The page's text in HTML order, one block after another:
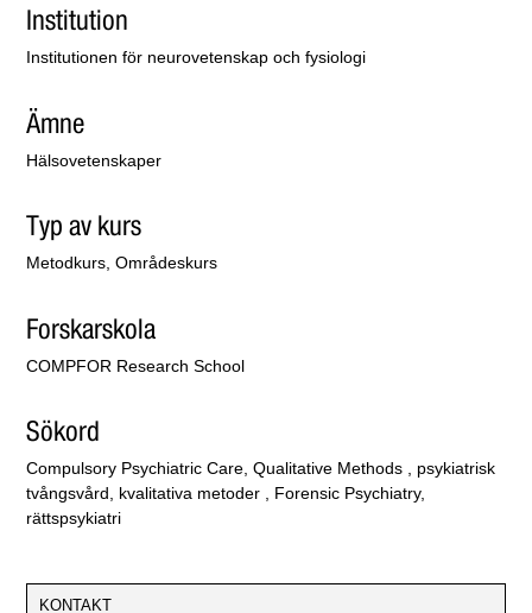
Institution
Institutionen för neurovetenskap och fysiologi
Ämne
Hälsovetenskaper
Typ av kurs
Metodkurs, Områdeskurs
Forskarskola
COMPFOR Research School
Sökord
Compulsory Psychiatric Care, Qualitative Methods , psykiatrisk
tvångsvård, kvalitativa metoder , Forensic Psychiatry,
rättspsykiatri
KONTAKT